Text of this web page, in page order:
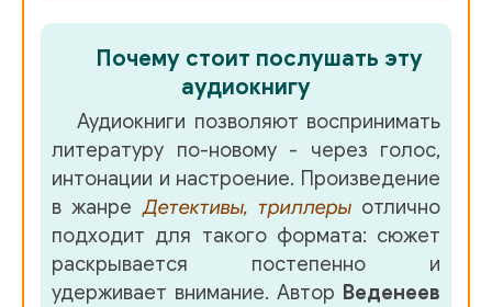
Почему стоит послушать эту
аудиокнигу
Аудиокниги позволяют воспринимать
литературу по-новому - через голос,
интонации и настроение. Произведение
в жанреДетективы, триллерыотлично
подходит для такого формата: сюжет
раскрывается постепенно и
удерживает внимание. Автор Веденеев